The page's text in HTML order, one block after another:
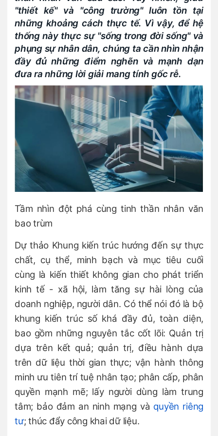
"thiết kế" và "công trường" luôn tồn tại
những khoảng cách thực tế. Vì vậy, để hệ
thống này thực sự "sống trong đời sống" và
phụng sự nhân dân, chúng ta cần nhìn nhận
đầy đủ những điểm nghẽn và mạnh dạn
đưa ra những lời giải mang tính gốc rễ.
Tầm nhìn đột phá cùng tinh thần nhân văn
bao trùm
Dự thảo Khung kiến trúc hướng đến sự thực
chất, cụ thể, minh bạch và mục tiêu cuối
cùng là kiến thiết không gian cho phát triển
kinh tế - xã hội, làm tăng sự hài lòng của
doanh nghiệp, người dân. Có thể nói đó là bộ
khung kiến trúc số khá đầy đủ, toàn diện,
bao gồm những nguyên tắc cốt lõi: Quản trị
dựa trên kết quả; quản trị, điều hành dựa
trên dữ liệu thời gian thực; vận hành thông
minh ưu tiên trí tuệ nhân tạo; phân cấp, phân
quyền mạnh mẽ; lấy người dùng làm trung
tâm; bảo đảm an ninh mạng và quyền riêng
tư; thúc đẩy công khai dữ liệu.